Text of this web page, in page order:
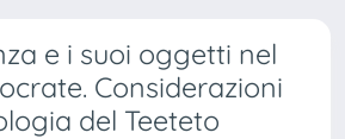
e i suoi oggetti nel
Considerazioni
del Teeteto